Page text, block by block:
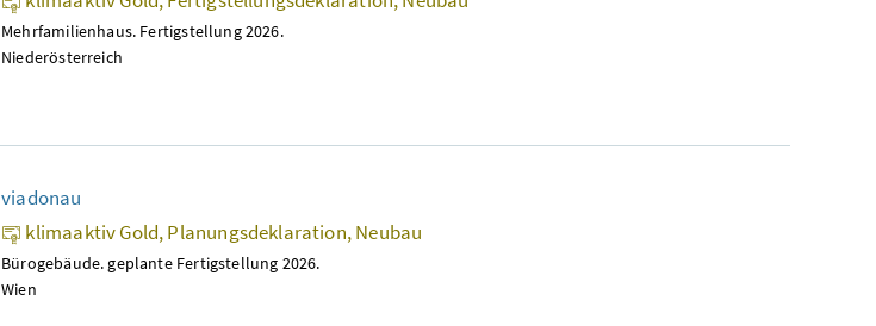
Mehrfamilienhaus. Fertigstellung 2026.
Niederösterreich
viadonau
klimaaktiv Gold, Planungsdeklaration, Neubau
Bürogebäude. geplante Fertigstellung 2026.
Wien